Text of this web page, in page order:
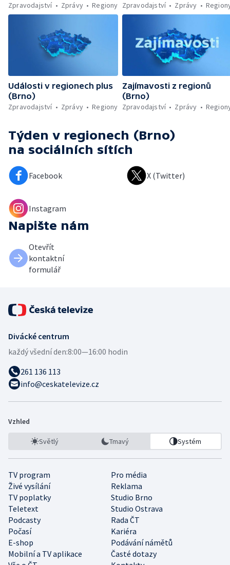
Zpravodajství
Zprávy Regiony Zpravodajství
Zprávy
Události v regionech plus
(Brno)
Zpravodajství
Zprávy Regiony
Zajímavosti z regionů
(Brno)
Zpravodajství
Zprávy
Týden v regionech (Brno)
na sociálních sítích
Facebook X (Twitter)
Instagram
Napište nám
Otevřít
kontaktní
formulář
Divácké centrum
každý všední den:8:00—16:00 hodin
261 136 113
info@ceskatelevize.cz
Vzhled
Světlý Tmavý Systém
TV program
Pro média
Živé vysílání
Reklama
TV poplatky
Studio Brno
Teletext
Studio Ostrava
Podcasty
Rada ČT
Počasí
Kariéra
E-shop
Podávání námětů
Mobilní a TV aplikace
Časté dotazy